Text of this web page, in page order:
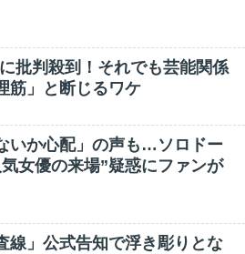
批判殺到！それでも芸能関係
筋」と断じるワケ
いか心配」の声も…ソロドー
女優の来場”疑惑にファンが
線」公式告知で浮き彫りとな